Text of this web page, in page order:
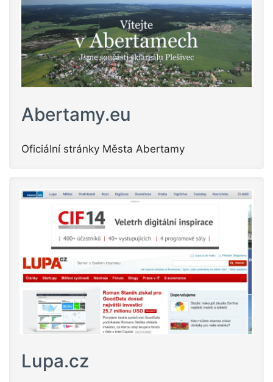
Abertamy.eu
Oficiální stránky Města Abertamy
Lupa.cz